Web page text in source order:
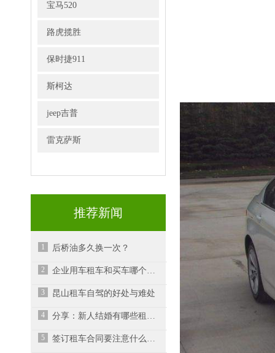
宝马520
路虎揽胜
保时捷911
斯柯达
jeep吉普
雷克萨斯
推荐新闻
1 后桥油多久换一次？
2 企业用车租车和买车哪个更好？
3 昆山租车自驾的好处与难处
4 分享：新人结婚有哪些租车渠道？
5 签订租车合同要注意什么问题